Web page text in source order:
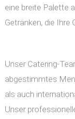
eine breite Palette
Getränken, die Ihre
Unser Catering-
abgestimmtes
als auch
Unser